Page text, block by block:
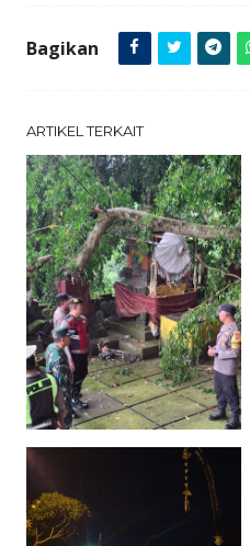
Bagikan
ARTIKEL TERKAIT